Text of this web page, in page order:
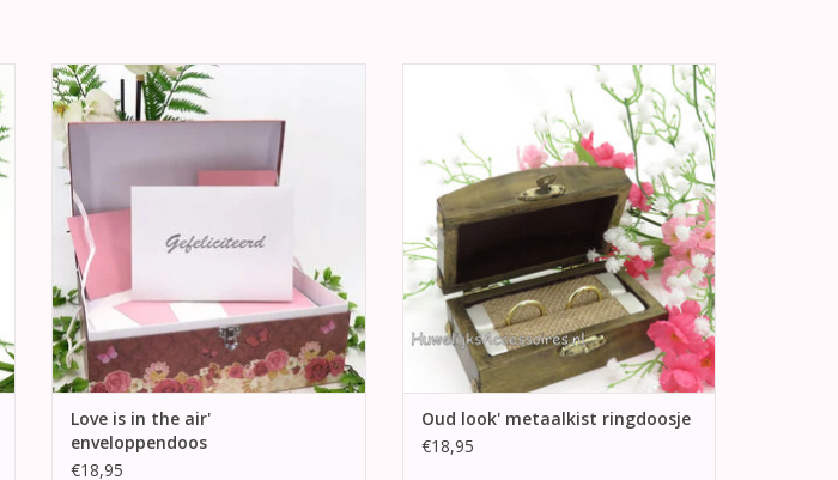
Romantische "Love is in the air" bruiloft
enveloppendoos, in multi kleuren met
bloemen en vlinders.
TOEVOEGEN AAN WINKELWAGEN
Love is in the air'
enveloppendoos
€18,95
Heel apart "oldlook" metaal kistje
trouwringen doosje. Over het doosje zijn
er 2 rijen gouden studs. Aan de voorkant
een gouden sluiting.
TOEVOEGEN AAN WINKELWAGEN
Oud look' metaalkist ringdoosje
€18,95